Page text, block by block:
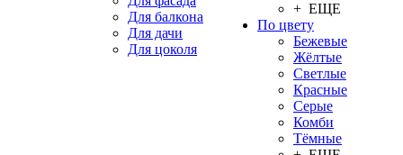
Для балкона
Для дачи
Для цоколя
+ ЕЩЕ
По цвету
Бежевые
Жёлтые
Светлые
Красные
Серые
Комби
Тёмные